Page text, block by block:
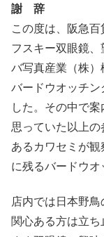
謝 辞
この度は、阪急
フスキー双眼鏡
バ写真産業（株
バードウオッチン
した。その中で案
思っていた以上
あるカワセミが
に残るバードウオ
店内では日本野鳥
関心ある方は立